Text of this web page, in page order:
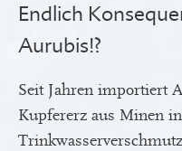
Endlich
Aurubis!?
Seit Jahren importiert
Kupfererz aus Minen